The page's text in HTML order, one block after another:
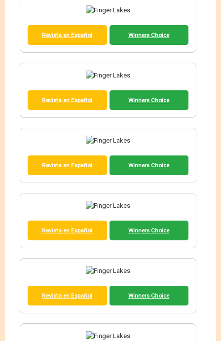
Revista en Español Winners Choice
Revista en Español Winners Choice
Revista en Español Winners Choice
Revista en Español Winners Choice
Revista en Español Winners Choice